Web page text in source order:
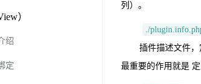
）
绍
定
列）。
./
插件描述文件
最重要的作用就是